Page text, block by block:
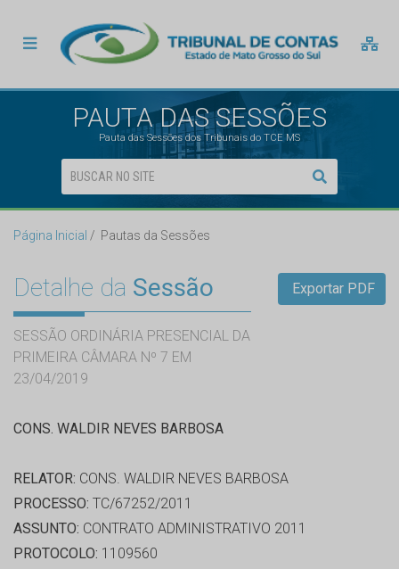
PAUTA DAS SESSÕES
Pauta das Sessões dos Tribunais do TCE MS
Página Inicial Pautas da Sessões
Detalhe da Sessão
SESSÃO ORDINÁRIA PRESENCIAL DA
PRIMEIRA CÂMARA Nº 7 EM
23/04/2019
Exportar PDF
CONS. WALDIR NEVES BARBOSA
RELATOR: CONS. WALDIR NEVES BARBOSA
PROCESSO: TC/67252/2011
ASSUNTO: CONTRATO ADMINISTRATIVO 2011
PROTOCOLO: 1109560